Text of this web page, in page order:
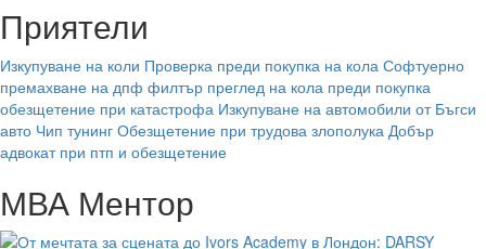
Приятели
Изкупуване на коли Проверка преди покупка на кола Софтуерно
премахване на дпф филтър преглед на кола преди покупка
обезщетение при катастрофа Изкупуване на автомобили от Бъгси
авто Чип тунинг Обезщетение при трудова злополука Добър
адвокат при птп и обезщетение
МВА Ментор